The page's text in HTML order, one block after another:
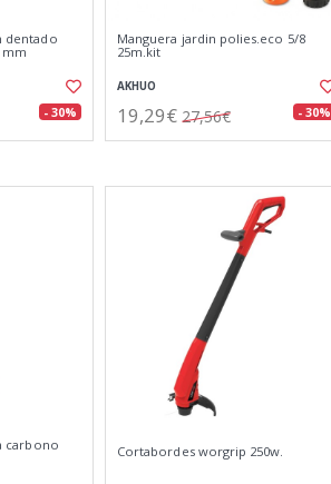
dentado
mm
- 30%
Manguera jardin polies.eco 5/8
25m.kit
AKHUO
19,29€ 27,56€ - 30%
carbono
Cortabordes worgrip 250w.